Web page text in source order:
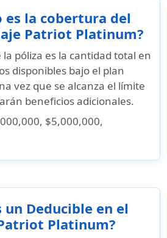
es la cobertura del
Patriot Platinum?
póliza es la cantidad total en
disponibles bajo el plan
vez que se alcanza el límite
beneficios adicionales.
$5,000,000,
un Deducible en el
Platinum?